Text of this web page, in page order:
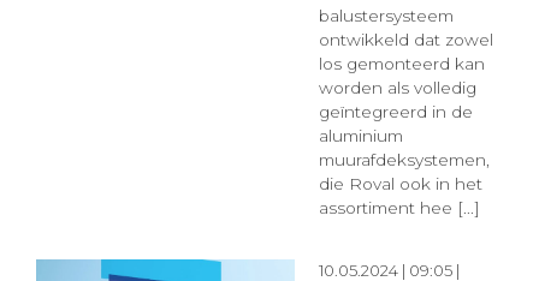
balustersysteem
ontwikkeld dat zowel
los gemonteerd kan
worden als volledig
geïntegreerd in de
aluminium
muurafdeksystemen,
die Roval ook in het
assortiment hee [...]
10.05.2024 | 09:05 |